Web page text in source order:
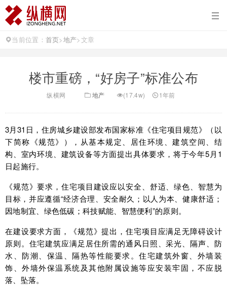
当前位置： 首页>地产>文章
楼市重磅，“好房子”标准公布
纵横网 地产 (17.4w) 1年前
3月31日，住房城乡建设部发布国家标准《住宅项目规范》（以
下简称《规范》），从基本规定、居住环境、建筑空间、结
构、室内环境、建筑设备等方面提出具体要求，将于今年5月1
日起施行。
《规范》要求，住宅项目建设应以安全、舒适、绿色、智慧为
目标，并应遵循“经济合理、安全耐久；以人为本、健康舒适；
因地制宜、绿色低碳；科技赋能、智慧便利”的原则。
在建设要求方面，《规范》提出，住宅项目应满足无障碍设计
原则。住宅建筑应满足居住所需的通风日照、采光、隔声、防
水、防潮、保温、隔热等性能要求。住宅建筑外窗、外墙装
饰、外墙外保温系统及其他附属设施等应安装牢固，不应脱
落、坠落。